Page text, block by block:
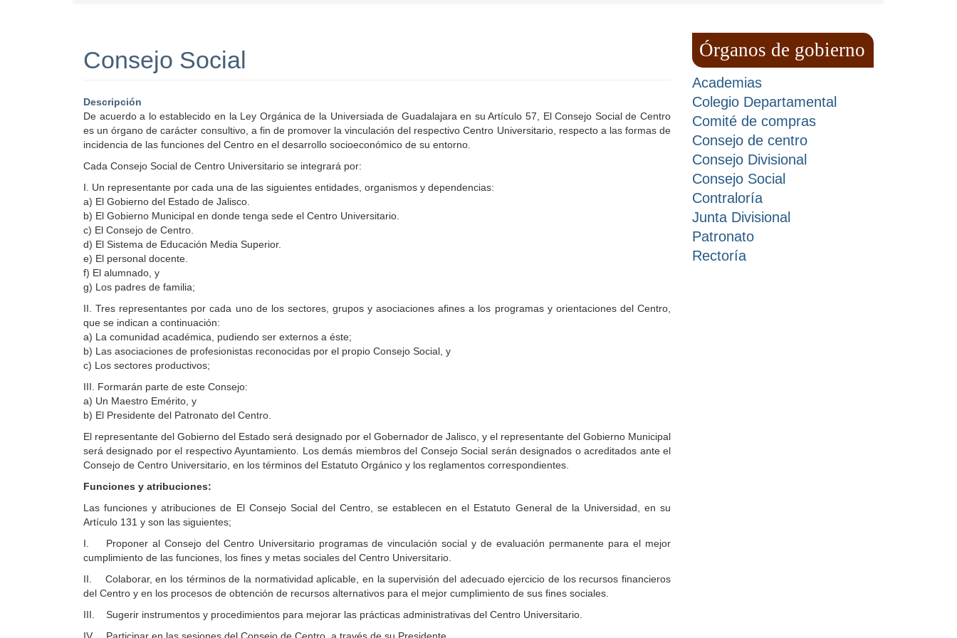
Consejo Social
Descripción
De acuerdo a lo establecido en la Ley Orgánica de la Universiada de Guadalajara en su Artículo 57, El Consejo Social de Centro
es un órgano de carácter consultivo, a fin de promover la vinculación del respectivo Centro Universitario, respecto a las formas de
incidencia de las funciones del Centro en el desarrollo socioeconómico de su entorno.
Cada Consejo Social de Centro Universitario se integrará por:
I. Un representante por cada una de las siguientes entidades, organismos y dependencias:
a) El Gobierno del Estado de Jalisco.
b) El Gobierno Municipal en donde tenga sede el Centro Universitario.
c) El Consejo de Centro.
d) El Sistema de Educación Media Superior.
e) El personal docente.
f) El alumnado, y
g) Los padres de familia;
II. Tres representantes por cada uno de los sectores, grupos y asociaciones afines a los programas y orientaciones del Centro,
que se indican a continuación:
a) La comunidad académica, pudiendo ser externos a éste;
b) Las asociaciones de profesionistas reconocidas por el propio Consejo Social, y
c) Los sectores productivos;
III. Formarán parte de este Consejo:
a) Un Maestro Emérito, y
b) El Presidente del Patronato del Centro.
El representante del Gobierno del Estado será designado por el Gobernador de Jalisco, y el representante del Gobierno Municipal
será designado por el respectivo Ayuntamiento. Los demás miembros del Consejo Social serán designados o acreditados ante el
Consejo de Centro Universitario, en los términos del Estatuto Orgánico y los reglamentos correspondientes.
Funciones y atribuciones:
Las funciones y atribuciones de El Consejo Social del Centro, se establecen en el Estatuto General de la Universidad, en su
Artículo 131 y son las siguientes;
I. Proponer al Consejo del Centro Universitario programas de vinculación social y de evaluación permanente para el mejor
cumplimiento de las funciones, los fines y metas sociales del Centro Universitario.
II. Colaborar, en los términos de la normatividad aplicable, en la supervisión del adecuado ejercicio de los recursos financieros
del Centro y en los procesos de obtención de recursos alternativos para el mejor cumplimiento de sus fines sociales.
III. Sugerir instrumentos y procedimientos para mejorar las prácticas administrativas del Centro Universitario.
Órganos de gobierno
Academias
Colegio Departamental
Comité de compras
Consejo de centro
Consejo Divisional
Consejo Social
Contraloría
Junta Divisional
Patronato
Rectoría